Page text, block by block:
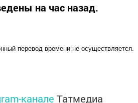
на час назад.
перевод времени не осуществляется.
канале Татмедиа